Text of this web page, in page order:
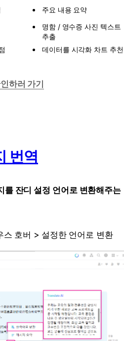
주요 내용 요약
명함 / 영수증 사진 텍스트
추출
데이터를 시각화 차트 추천
하러 가기
번역
를 잔디 설정 언어로 변환해주는
스 호버 > 설정한 언어로 변환